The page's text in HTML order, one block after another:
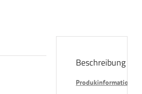
Beschreibung
Produkinformation: